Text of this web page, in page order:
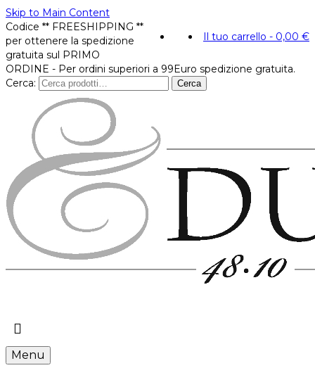
Skip to Main Content
Il tuo carrello - 0,00 €
Codice ** FREESHIPPING **
per ottenere la spedizione
gratuita sul PRIMO
ORDINE - Per ordini superiori a 99Euro spedizione gratuita.
Cerca:
Cerca
Menu